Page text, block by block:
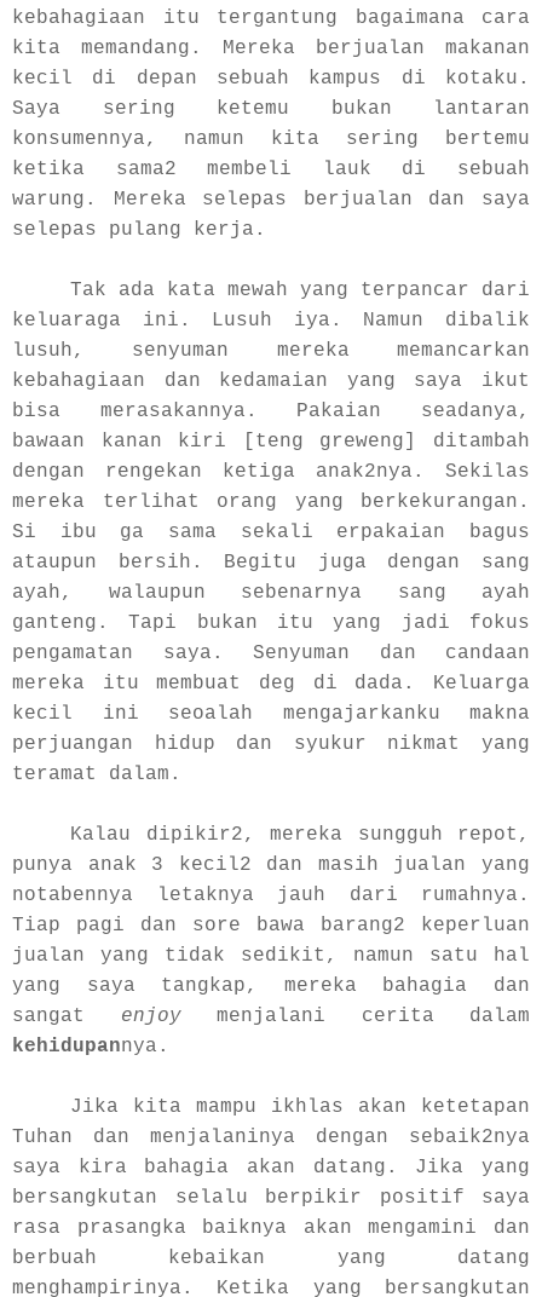
kebahagiaan itu tergantung bagaimana cara
kita memandang. Mereka berjualan makanan
kecil di depan sebuah kampus di kotaku.
Saya sering ketemu bukan lantaran
konsumennya, namun kita sering bertemu
ketika sama2 membeli lauk di sebuah
warung. Mereka selepas berjualan dan saya
selepas pulang kerja.
Tak ada kata mewah yang terpancar dari
keluaraga ini. Lusuh iya. Namun dibalik
lusuh, senyuman mereka memancarkan
kebahagiaan dan kedamaian yang saya ikut
bisa merasakannya. Pakaian seadanya,
bawaan kanan kiri [teng greweng] ditambah
dengan rengekan ketiga anak2nya. Sekilas
mereka terlihat orang yang berkekurangan.
Si ibu ga sama sekali erpakaian bagus
ataupun bersih. Begitu juga dengan sang
ayah, walaupun sebenarnya sang ayah
ganteng. Tapi bukan itu yang jadi fokus
pengamatan saya. Senyuman dan candaan
mereka itu membuat deg di dada. Keluarga
kecil ini seoalah mengajarkanku makna
perjuangan hidup dan syukur nikmat yang
teramat dalam.
Kalau dipikir2, mereka sungguh repot,
punya anak 3 kecil2 dan masih jualan yang
notabennya letaknya jauh dari rumahnya.
Tiap pagi dan sore bawa barang2 keperluan
jualan yang tidak sedikit, namun satu hal
yang saya tangkap, mereka bahagia dan
sangat enjoymenjalani cerita dalam
kehidupannya.
Jika kita mampu ikhlas akan ketetapan
Tuhan dan menjalaninya dengan sebaik2nya
saya kira bahagia akan datang. Jika yang
bersangkutan selalu berpikir positif saya
rasa prasangka baiknya akan mengamini dan
berbuah kebaikan yang datang
menghampirinya. Ketika yang bersangkutan